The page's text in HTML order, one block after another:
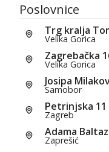
Poslovnice
Trg kralja
Velika Gorica
Zagrebačka
Velika Gorica
Josipa
Samobor
Petrinjska 11
Zagreb
Adama
Zaprešić